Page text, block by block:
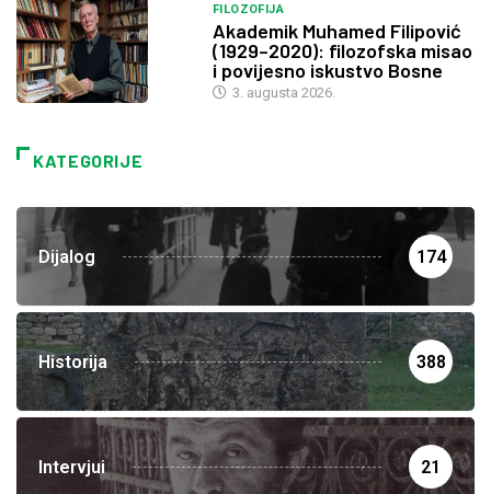
FILOZOFIJA
Akademik Muhamed Filipović
(1929–2020): filozofska misao
i povijesno iskustvo Bosne
3. augusta 2026.
KATEGORIJE
Dijalog 174
Historija 388
Intervjui 21